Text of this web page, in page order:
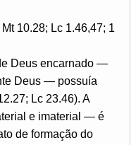
10.28; Lc 1.46,47; 1
Deus encarnado —
Deus — possuía
Lc 23.46). A
e imaterial — é
de formação do